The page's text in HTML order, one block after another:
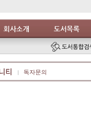
독자문의